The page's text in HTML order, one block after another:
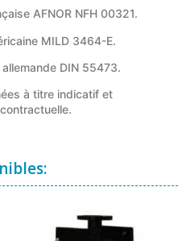
AFNOR NFH 00321.
MILD 3464-E.
DIN 55473.
à titre indicatif et